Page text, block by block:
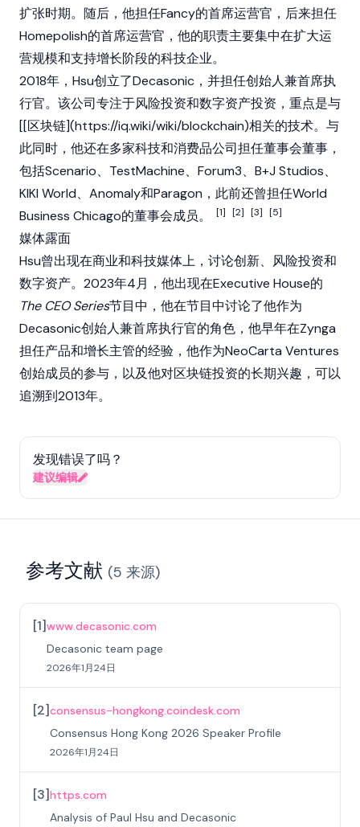
扩张时期。随后，他担任Fancy的首席运营官，后来担任
Homepolish的首席运营官，他的职责主要集中在扩大运
营规模和支持增长阶段的科技企业。
2018年，Hsu创立了Decasonic，并担任创始人兼首席执
行官。该公司专注于风险投资和数字资产投资，重点是与
[[区块链](https://iq.wiki/wiki/blockchain)相关的技术。与
此同时，他还在多家科技和消费品公司担任董事会董事，
包括Scenario、TestMachine、Forum3、B+J Studios、
KIKI World、Anomaly和Paragon，此前还曾担任World
Business Chicago的董事会成员。
[1] [2] [3] [5]
媒体露面
Hsu曾出现在商业和科技媒体上，讨论创新、风险投资和
数字资产。2023年4月，他出现在Executive House的
The CEO Series节目中，他在节目中讨论了他作为
Decasonic创始人兼首席执行官的角色，他早年在Zynga
担任产品和增长主管的经验，他作为NeoCarta Ventures
创始成员的参与，以及他对区块链投资的长期兴趣，可以
追溯到2013年。
发现错误了吗？
建议编辑
参考文献 (5 来源)
[1]www.decasonic.com
Decasonic team page
2026年1月24日
[2]consensus-hongkong.coindesk.com
Consensus Hong Kong 2026 Speaker Profile
2026年1月24日
[3]https.com
Analysis of Paul Hsu and Decasonic